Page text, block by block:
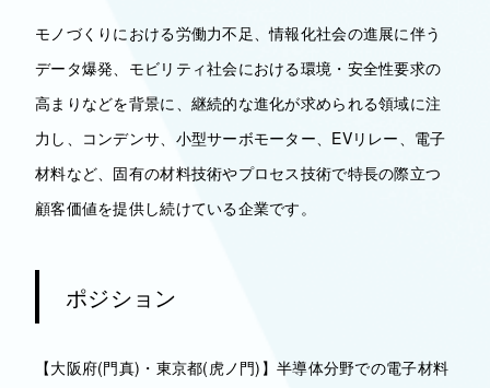
モノづくりにおける労働力不足、情報化社会の進展に伴う
データ爆発、モビリティ社会における環境・安全性要求の
高まりなどを背景に、継続的な進化が求められる領域に注
力し、コンデンサ、小型サーボモーター、EVリレー、電子
材料など、固有の材料技術やプロセス技術で特長の際立つ
顧客価値を提供し続けている企業です。
ポジション
【大阪府(門真)・東京都(虎ノ門)】半導体分野での電子材料